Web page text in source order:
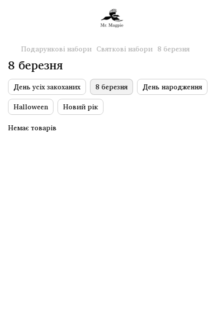
Подарункові набори Святкові набори 8 березня
8 березня
День усіх закоханих 8 березня
День народження
Halloween
Новий рік
Немає товарів